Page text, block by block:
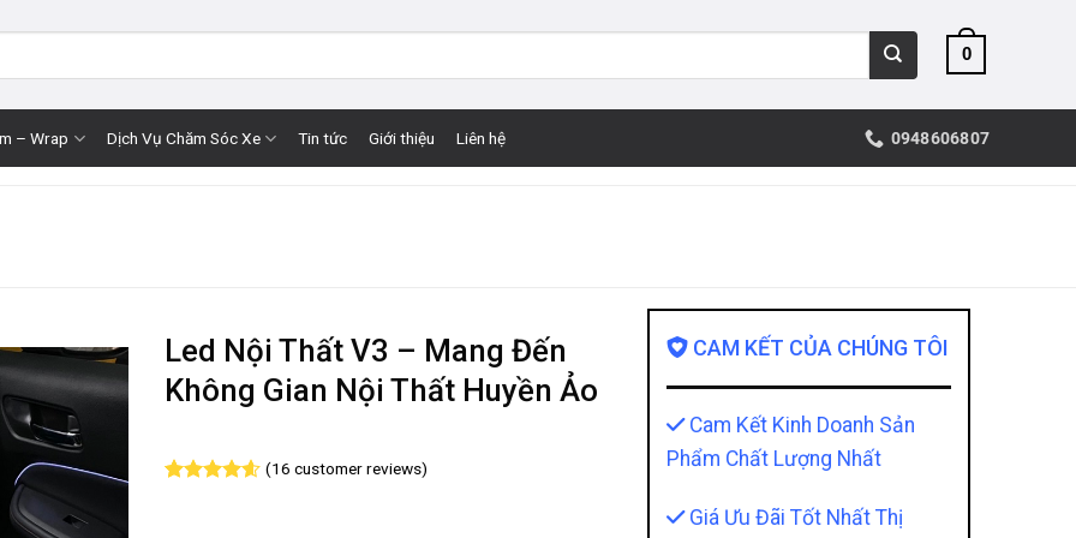
0
– Wrap Dịch Vụ Chăm Sóc Xe Tin tức Giới thiệu Liên hệ 0948606807
Led Nội Thất V3 – Mang Đến
Không Gian Nội Thất Huyền Ảo
(16 customer reviews)
CAM KẾT CỦA CHÚNG TÔI
Cam Kết Kinh Doanh Sản
Phẩm Chất Lượng Nhất
Giá Ưu Đãi Tốt Nhất Thị